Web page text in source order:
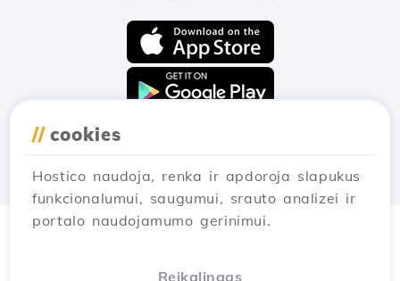
// cookies
Hostico naudoja, renka ir apdoroja slapukus
funkcionalumui, saugumui, srauto analizei ir
portalo naudojamumo gerinimui.
Reikalingas